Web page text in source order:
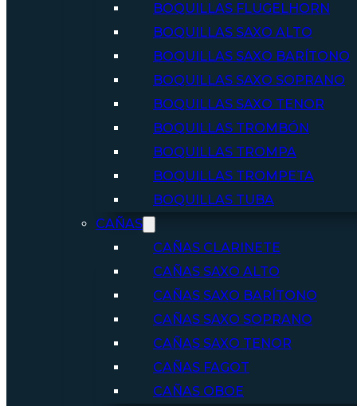
BOQUILLAS FLUGELHORN
BOQUILLAS SAXO ALTO
BOQUILLAS SAXO BARÍTONO
BOQUILLAS SAXO SOPRANO
BOQUILLAS SAXO TENOR
BOQUILLAS TROMBÓN
BOQUILLAS TROMPA
BOQUILLAS TROMPETA
BOQUILLAS TUBA
CAÑAS
CAÑAS CLARINETE
CAÑAS SAXO ALTO
CAÑAS SAXO BARÍTONO
CAÑAS SAXO SOPRANO
CAÑAS SAXO TENOR
CAÑAS FAGOT
CAÑAS OBOE